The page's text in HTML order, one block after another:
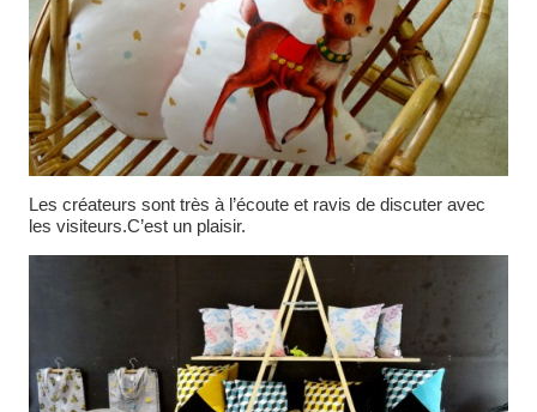
Les créateurs sont très à l’écoute et ravis de discuter avec
les visiteurs.C’est un plaisir.